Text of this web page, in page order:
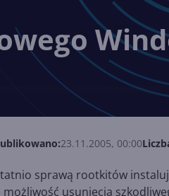
23.11.2005, 00:00
sprawą rootkitów
usunięcia